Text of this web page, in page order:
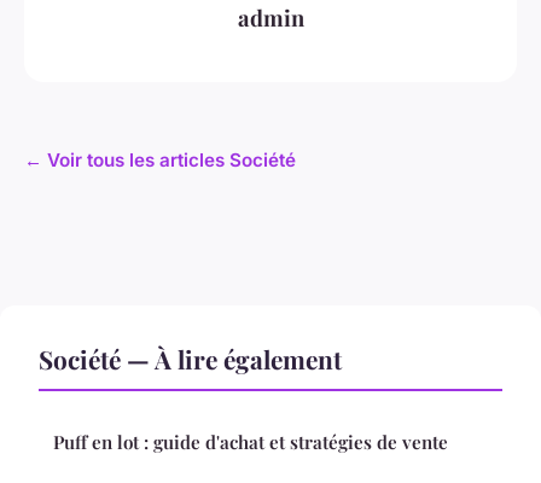
admin
← Voir tous les articles Société
Société — À lire également
Puff en lot : guide d'achat et stratégies de vente